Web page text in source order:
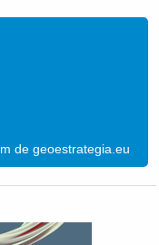
de geoestrategia.eu